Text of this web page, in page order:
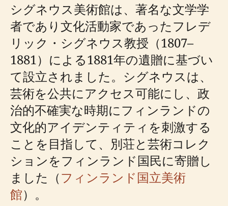
シグネウス美術館は、著名な文学学
者であり文化活動家であったフレデ
リック・シグネウス教授（1807–
1881）による1881年の遺贈に基づい
て設立されました。シグネウスは、
芸術を公共にアクセス可能にし、政
治的不確実な時期にフィンランドの
文化的アイデンティティを刺激する
ことを目指して、別荘と芸術コレク
ションをフィンランド国民に寄贈し
ました（フィンランド国立美術
館）。